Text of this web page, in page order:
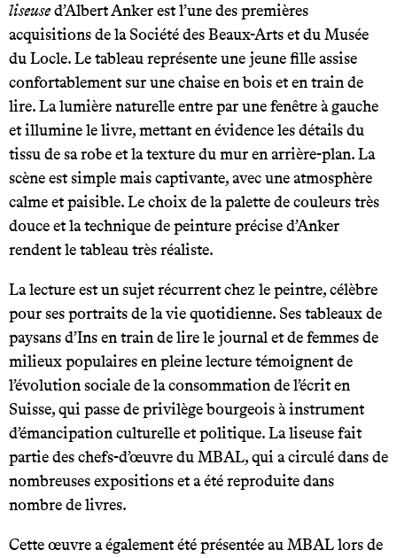
liseused’Albert Anker est l’une des premières
acquisitions de la Société des Beaux-Arts et du Musée
du Locle. Le tableau représente une jeune fille assise
confortablement sur une chaise en bois et en train de
lire. La lumière naturelle entre par une fenêtre à gauche
et illumine le livre, mettant en évidence les détails du
tissu de sa robe et la texture du mur en arrière-plan. La
scène est simple mais captivante, avec une atmosphère
calme et paisible. Le choix de la palette de couleurs très
douce et la technique de peinture précise d’Anker
rendent le tableau très réaliste.
La lecture est un sujet récurrent chez le peintre, célèbre
pour ses portraits de la vie quotidienne. Ses tableaux de
paysans d’Ins en train de lire le journal et de femmes de
milieux populaires en pleine lecture témoignent de
l’évolution sociale de la consommation de l’écrit en
Suisse, qui passe de privilège bourgeois à instrument
d’émancipation culturelle et politique. La liseuse fait
partie des chefs-d’œuvre du MBAL, qui a circulé dans de
nombreuses expositions et a été reproduite dans
nombre de livres.
Cette œuvre a également été présentée au MBAL lors de